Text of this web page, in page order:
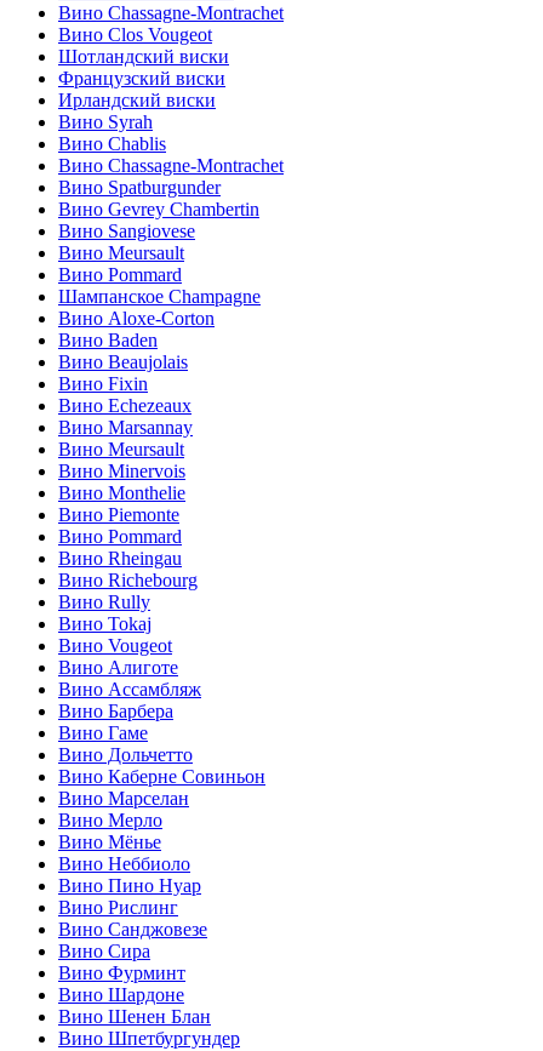
Вино Chassagne-Montrachet
Вино Clos Vougeot
Шотландский виски
Французский виски
Ирландский виски
Вино Syrah
Вино Chablis
Вино Chassagne-Montrachet
Вино Spatburgunder
Вино Gevrey Chambertin
Вино Sangiovese
Вино Meursault
Вино Pommard
Шампанское Champagne
Вино Aloxe-Corton
Вино Baden
Вино Beaujolais
Вино Fixin
Вино Echezeaux
Вино Marsannay
Вино Meursault
Вино Minervois
Вино Monthelie
Вино Piemonte
Вино Pommard
Вино Rheingau
Вино Richebourg
Вино Rully
Вино Tokaj
Вино Vougeot
Вино Алиготе
Вино Ассамбляж
Вино Барбера
Вино Гаме
Вино Дольчетто
Вино Каберне Совиньон
Вино Марселан
Вино Мерло
Вино Мёнье
Вино Неббиоло
Вино Пино Нуар
Вино Рислинг
Вино Санджовезе
Вино Сира
Вино Фурминт
Вино Шардоне
Вино Шенен Блан
Вино Шпетбургундер